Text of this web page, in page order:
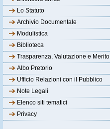
Lo Statuto
Archivio Documentale
Modulistica
Biblioteca
Trasparenza, Valutazione e Merito
Albo Pretorio
Ufficio Relazioni con il Pubblico
Note Legali
Elenco siti tematici
Privacy